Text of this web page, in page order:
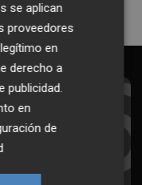
en tu email
se aplican
proveedores
en
derecho a
publicidad.
en
de